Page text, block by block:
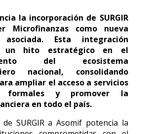
la incorporación de SURGIR
Microfinanzas como nueva
asociada. Esta integración
un hito estratégico en el
del ecosistema
nacional, consolidando
ampliar el acceso a servicios
formales y promover la
en todo el país.
SURGIR a Asomif potencia la